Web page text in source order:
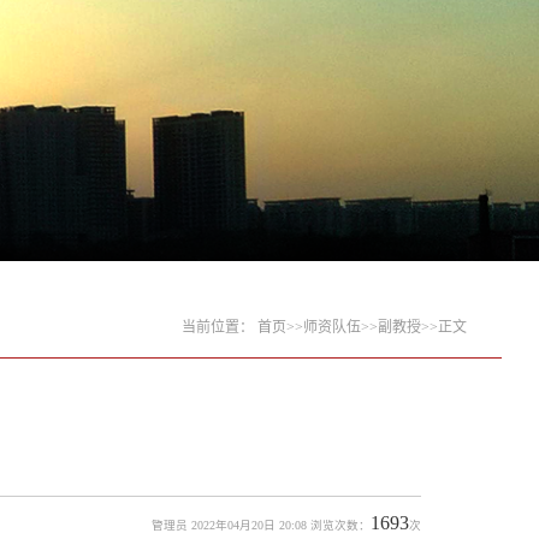
当前位置： 首页 >>师资队伍>>副教授>>正文
管理员 2022年04月20日 20:08 浏览次数： 1693次